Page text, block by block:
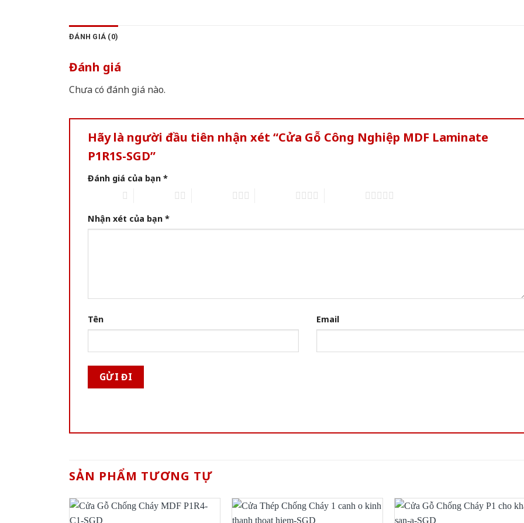
ĐÁNH GIÁ (0)
Đánh giá
Chưa có đánh giá nào.
Hãy là người đầu tiên nhận xét “Cửa Gỗ Công Nghiệp MDF Laminate
P1R1S-SGD”
Đánh giá của bạn *
Nhận xét của bạn *
Tên Email
SẢN PHẨM TƯƠNG TỰ